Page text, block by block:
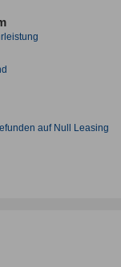
auf Null Leasing